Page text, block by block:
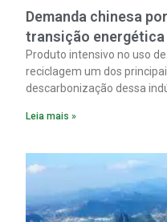
Demanda chinesa
transição energética
Produto intensivo no uso
reciclagem um dos
descarbonização dessa
material. A produção de
insumo, a sucata, devido,
pela matéria-prima.
Leia mais »